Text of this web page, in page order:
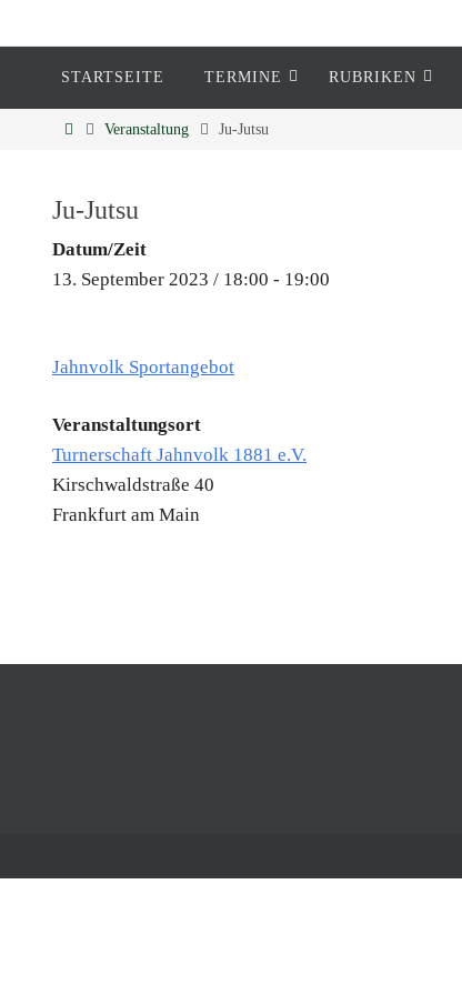
Eckenheim
STARTSEITE TERMINE RUBRIKEN
Veranstaltung Ju-Jutsu
Ju-Jutsu
Datum/Zeit
13. September 2023 / 18:00 - 19:00
Jahnvolk Sportangebot
Veranstaltungsort
Turnerschaft Jahnvolk 1881 e.V.
Kirschwaldstraße 40
Frankfurt am Main